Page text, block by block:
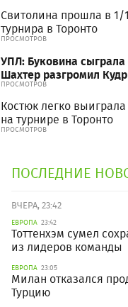
Свитолина прошла в
турнира в Торонто
ПРОСМОТРОВ
УПЛ: Буковина
Шахтер разгромил
ПРОСМОТРОВ
Костюк легко
на турнире в Торонто
ПРОСМОТРОВ
ПОСЛЕДНИЕ
ВЧЕРА, 23:42
ЕВРОПА 23:42
Тоттенхэм сумел
из лидеров команды
ЕВРОПА 23:05
Милан отказался
Турцию